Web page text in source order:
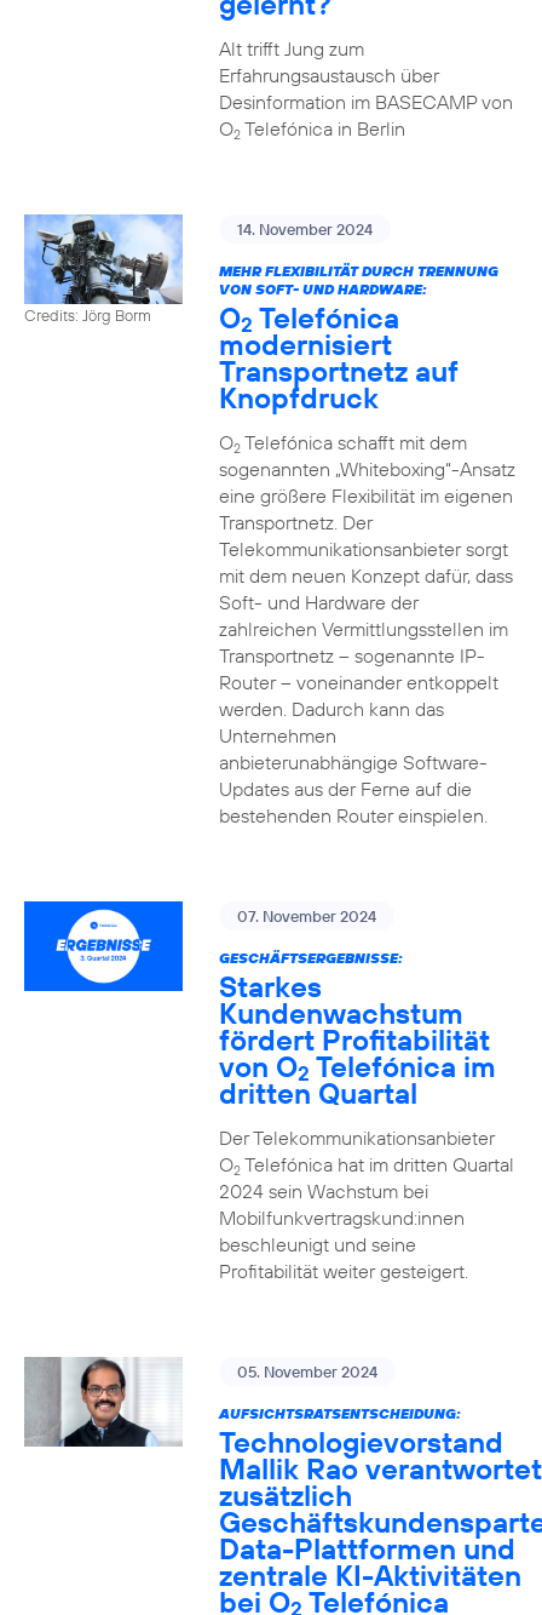
Alt trifft Jung zum
Erfahrungsaustausch über
Desinformation im BASECAMP von
O2Telefónica in Berlin
Credits: Jörg Borm
14. November 2024
MEHR FLEXIBILITÄT DURCH TRENNUNG
VON SOFT- UND HARDWARE:
O2 Telefónica
modernisiert
Transportnetz auf
Knopfdruck
O2Telefónica schafft mit dem
sogenannten „Whiteboxing“-Ansatz
eine größere Flexibilität im eigenen
Transportnetz. Der
Telekommunikationsanbieter sorgt
mit dem neuen Konzept dafür, dass
Soft- und Hardware der
zahlreichen Vermittlungsstellen im
Transportnetz – sogenannte IP-
Router – voneinander entkoppelt
werden. Dadurch kann das
Unternehmen
anbieterunabhängige Software-
Updates aus der Ferne auf die
bestehenden Router einspielen.
07. November 2024
GESCHÄFTSERGEBNISSE:
Starkes
Kundenwachstum
fördert Profitabilität
von O2 Telefónica im
dritten Quartal
Der Telekommunikationsanbieter
O2Telefónica hat im dritten Quartal
2024 sein Wachstum bei
Mobilfunkvertragskund:innen
beschleunigt und seine
Profitabilität weiter gesteigert.
05. November 2024
AUFSICHTSRATSENTSCHEIDUNG:
Technologievorstand
Mallik Rao verantwortet
zusätzlich
Data-Plattformen und
zentrale KI-Aktivitäten
bei O2 Telefónica